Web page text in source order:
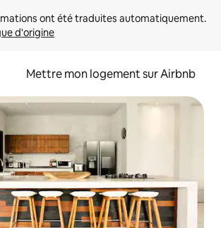
d'origine
Mettre mon logement sur Airbnb